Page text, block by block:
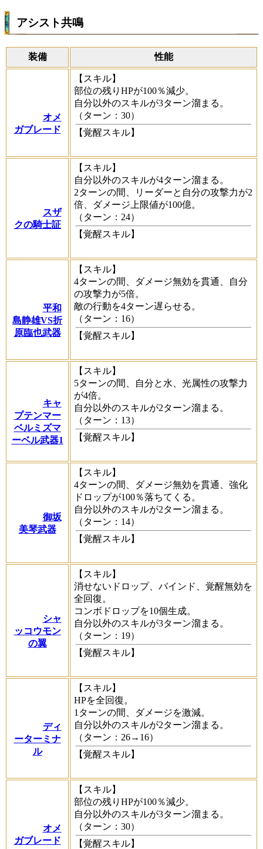
アシスト共鳴
装備 性能
オメ
ガブレード
【スキル】
部位の残りHPが100％減少。
自分以外のスキルが3ターン溜まる。
（ターン：30）
【覚醒スキル】
スザ
クの騎士証
【スキル】
自分以外のスキルが4ターン溜まる。
2ターンの間、リーダーと自分の攻撃力が2
倍、ダメージ上限値が100億。
（ターン：24）
【覚醒スキル】
平和
島静雄VS折
原臨也武器
【スキル】
4ターンの間、ダメージ無効を貫通、自分
の攻撃力が5倍。
敵の行動を4ターン遅らせる。
（ターン：16）
【覚醒スキル】
キャ
プテンマー
ベルミズマ
ーベル武器1
【スキル】
5ターンの間、自分と水、光属性の攻撃力
が4倍。
自分以外のスキルが2ターン溜まる。
（ターン：13）
【覚醒スキル】
御坂
美琴武器
【スキル】
4ターンの間、ダメージ無効を貫通、強化
ドロップが100％落ちてくる。
自分以外のスキルが2ターン溜まる。
（ターン：14）
【覚醒スキル】
シャ
ッコウモン
の翼
【スキル】
消せないドロップ、バインド、覚醒無効を
全回復。
コンボドロップを10個生成。
自分以外のスキルが3ターン溜まる。
（ターン：19）
【覚醒スキル】
ディ
ーターミナ
ル
【スキル】
HPを全回復。
1ターンの間、ダメージを激減。
自分以外のスキルが2ターン溜まる。
（ターン：26→16）
【覚醒スキル】
オメ
ガブレード
【スキル】
部位の残りHPが100％減少。
自分以外のスキルが3ターン溜まる。
（ターン：30）
【覚醒スキル】